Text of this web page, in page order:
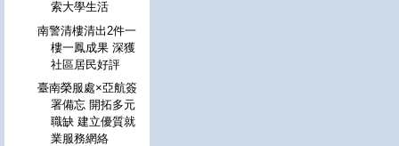
索大學生活
南警清樓清出2件一
樓一鳳成果 深獲
社區居民好評
臺南榮服處×亞航簽
署備忘 開拓多元
職缺 建立優質就
業服務網絡